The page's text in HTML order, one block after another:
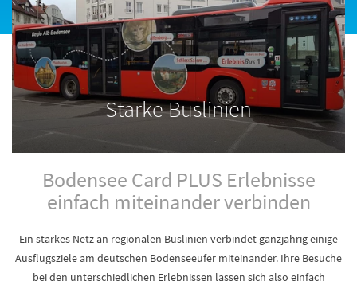
Starke Buslinien
Bodensee Card PLUS Erlebnisse
einfach miteinander verbinden
Ein starkes Netz an regionalen Buslinien verbindet ganzjährig einige
Ausflugsziele am deutschen Bodenseeufer miteinander. Ihre Besuche
bei den unterschiedlichen Erlebnissen lassen sich also einfach